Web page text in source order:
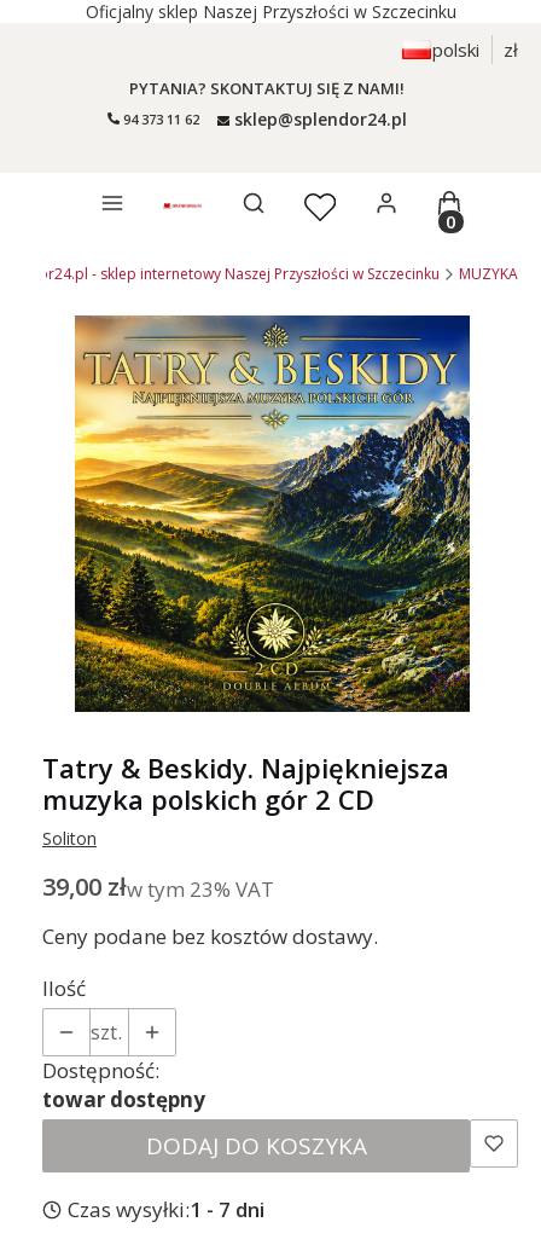
Oficjalny sklep Naszej Przyszłości w Szczecinku
polski zł
PYTANIA? SKONTAKTUJ SIĘ Z NAMI!
94 373 11 62 sklep@splendor24.pl
Otwórz wyszukiwarkęProdukty
- sklep internetowy Naszej Przyszłości w Szczecinku MUZYKA
Tatry & Beskidy. Najpiękniejsza
muzyka polskich gór 2 CD
Soliton
Cena
39,00 złw tym 23% VAT
w tym 23% VAT
Ceny podane bez kosztów dostawy.
Ilość
szt.
Dostępność:
towar dostępny
DODAJ DO KOSZYKA
Czas wysyłki:1 - 7 dni